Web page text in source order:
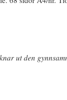
ut den